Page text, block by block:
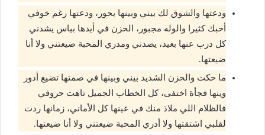
ودعتها والشوق لك بيني وبينها بحور، ودعتها رغم خوفي
أحبك كثيرا والوله مجبور، الحزن في أيدها بياس يشدني
كل درب عنها بعيد، يصدني ومدري المحبة ضيعتني ولا أنا
ضيعتها.
ما حكت والحزن الشديد بيني وبينها في صمتها تضيع أدور
وينها فجأة اختفى، كل الخطاب الجميل تاهت حروفي
فالظلام اللي ملاذ منك في عينها كل الأماني، زمانها ردت
لقلبي اشتقتها ولا أدري المحبة ضيعتني ولا أنا ضيعتها.